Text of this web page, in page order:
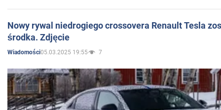
Nowy rywal niedrogiego crossovera Renault Tesla
środka. Zdjęcie
Wiadomości05.03.2025 19:55 7